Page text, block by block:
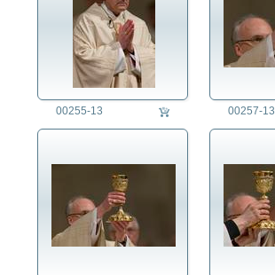
00255-13 00257-13